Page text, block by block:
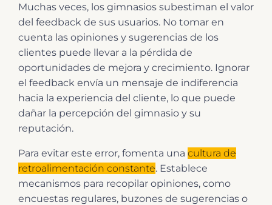
Muchas veces, los gimnasios subestiman el valor
del feedback de sus usuarios. No tomar en
cuenta las opiniones y sugerencias de los
clientes puede llevar a la pérdida de
oportunidades de mejora y crecimiento. Ignorar
el feedback envía un mensaje de indiferencia
hacia la experiencia del cliente, lo que puede
dañar la percepción del gimnasio y su
reputación.
Para evitar este error, fomenta una cultura de
retroalimentación constante. Establece
mecanismos para recopilar opiniones, como
encuestas regulares, buzones de sugerencias o